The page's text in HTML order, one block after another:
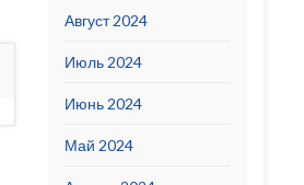
Август 2024
Июль 2024
Июнь 2024
Май 2024